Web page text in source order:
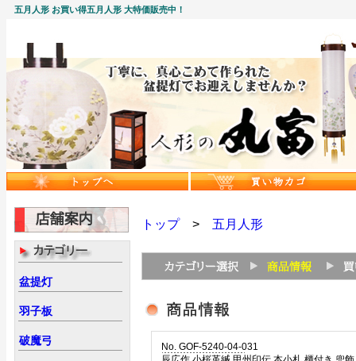
五月人形 お買い得五月人形 大特価販売中！
盆提灯
羽子板
破魔弓
トップ> 五月人形
No. GOF-5240-04-031